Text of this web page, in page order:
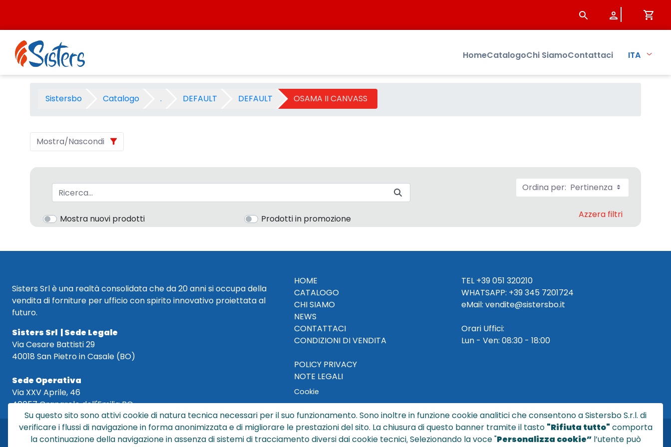
OSAMA II CANVASS 2003 - Categoria - Sistersbo
HomeCatalogoChi SiamoContattaci ITA
Sistersbo Catalogo . DEFAULT DEFAULT OSAMA II CANVASS
Mostra/Nascondi
Barra di ricerca
Mostra nuovi prodotti Prodotti in promozione
Ordina per: Pertinenza
Azzera filtri
Sisters Srl è una realtà consolidata che da 20 anni si occupa della
vendita di forniture per ufficio con spirito innovativo proiettata al
futuro.
Sisters Srl | Sede Legale
Via Cesare Battisti 29
40018 San Pietro in Casale (BO)
Sede Operativa
Via XXV Aprile, 46
40057 Granarolo dell'Emilia BO
HOME
CATALOGO
CHI SIAMO
NEWS
CONTATTACI
CONDIZIONI DI VENDITA
POLICY PRIVACY
NOTE LEGALI
Cookie
TEL +39 051 320210
WHATSAPP: +39345 7201724
eMail: vendite@sistersbo.it
Orari Uffici:
Lun - Ven: 08:30 - 18:00
© Copyright 2024 by Sisters S.r.l. - All rights reserved
Sisters S.r.l. - R.I. BO - N. REA 429992 - PEC sisterssrl@legalmail.it
Su questo sito sono attivi cookie di natura tecnica necessari per il suo funzionamento. Sono inoltre in funzione cookie analitici che consentono a Sistersbo S.r.l. di
verificare i flussi di navigazione in forma anonimizzata e di migliorare le prestazioni del sito. La chiusura di questo banner tramite il tasto "Rifiuta tutto" comporta
la continuazione della navigazione in assenza di sistemi di tracciamento diversi dai cookie tecnici. Selezionando la voce "Personalizza cookie”l’utente può